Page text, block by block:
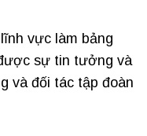
vực làm bảng
sự tin tưởng và
và đối tác tập đoàn